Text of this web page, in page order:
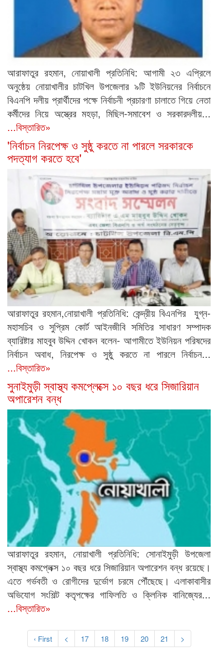
আরাফাতুর রহমান, নোয়াখালী প্রতিনিধি: আগামী ২৩ এপ্রিলে
অনুষ্ঠেয় নোয়াখালীর চাটখিল উপজেলার ৯টি ইউনিয়নের নির্বাচনে
বিএনপি দলীয় প্রার্থীদের পক্ষে নির্বাচনী প্রচারণা চালাতে গিয়ে নেতা
কর্মীদের নিয়ে অস্ত্রের মহড়া, মিছিল-সমাবেশ ও সরকারদলীয়...
...বিস্তারিত»
‌‌'নির্বাচন নিরপেক্ষ ও সুষ্ঠু করতে না পারলে সরকারকে
পদত্যাগ করতে হবে'
আরাফাতুর রহমান,নোয়াখালী প্রতিনিধি: কেন্দ্রীয় বিএনপির যুগ্ন-
মহাসচিব ও সুপ্রিম কোর্ট আইনজীবি সমিতির সাধারণ সম্পাদক
ব্যারিষ্টার মাহবুব উদ্দিন খোকন বলেন- আগামীতে ইউনিয়ন পরিষদের
নির্বাচন অবাধ, নিরপেক্ষ ও সুষ্ঠু করতে না পারলে নির্বাচন...
...বিস্তারিত»
সুনাইমুড়ী স্বাস্থ্য কমপ্লেক্সে ১০ বছর ধরে সিজারিয়ান
অপারেশন বন্ধ
আরাফাতুর রহমান, নোয়াখালী প্রতিনিধি: সোনাইমুড়ী উপজেলা
স্বাস্থ্য কমপ্লেক্স ১০ বছর ধরে সিজারিয়ান অপারেশন বন্ধ রয়েছে।
এতে গর্ভবতী ও রোগীদের দুর্ভোগ চরমে পৌঁছেছে। এলাকাবাসীর
অভিযোগ সংশিল্ট কতৃপক্ষের গাফিলতি ও ক্লিনিক বানিজ্যের...
...বিস্তারিত»
‹ First < 17 18 19 20 21 >